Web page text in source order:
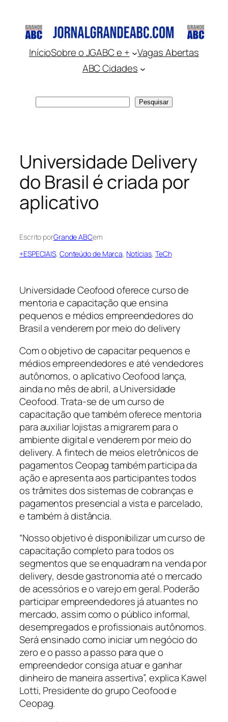
conteúdo
InícioSobre o JGABC e +
Vagas Abertas
ABC Cidades
Pesquisar
Universidade Delivery
do Brasil é criada por
aplicativo
Escrito porGrande ABCem
+ESPECIAIS, Conteúdo de Marca, Notícias, TeCh
Universidade Ceofood oferece curso de
mentoria e capacitação que ensina
pequenos e médios empreendedores do
Brasil a venderem por meio do delivery
Com o objetivo de capacitar pequenos e
médios empreendedores e até vendedores
autônomos, o aplicativo Ceofood lança,
ainda no mês de abril, a Universidade
Ceofood. Trata-se de um curso de
capacitação que também oferece mentoria
para auxiliar lojistas a migrarem para o
ambiente digital e venderem por meio do
delivery. A fintech de meios eletrônicos de
pagamentos Ceopag também participa da
ação e apresenta aos participantes todos
os trâmites dos sistemas de cobranças e
pagamentos presencial a vista e parcelado,
e também à distância.
“Nosso objetivo é disponibilizar um curso de
capacitação completo para todos os
segmentos que se enquadram na venda por
delivery, desde gastronomia até o mercado
de acessórios e o varejo em geral. Poderão
participar empreendedores já atuantes no
mercado, assim como o público informal,
desempregados e profissionais autônomos.
Será ensinado como iniciar um negócio do
zero e o passo a passo para que o
empreendedor consiga atuar e ganhar
dinheiro de maneira assertiva”, explica Kawel
Lotti, Presidente do grupo Ceofood e
Ceopag.